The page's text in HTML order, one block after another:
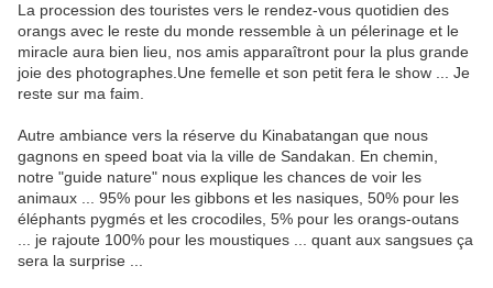
La procession des touristes vers le rendez-vous quotidien des
orangs avec le reste du monde ressemble à un pélerinage et le
miracle aura bien lieu, nos amis apparaîtront pour la plus grande
joie des photographes.Une femelle et son petit fera le show ... Je
reste sur ma faim.
Autre ambiance vers la réserve du Kinabatangan que nous
gagnons en speed boat via la ville de Sandakan. En chemin,
notre "guide nature" nous explique les chances de voir les
animaux ... 95% pour les gibbons et les nasiques, 50% pour les
éléphants pygmés et les crocodiles, 5% pour les orangs-outans
... je rajoute 100% pour les moustiques ... quant aux sangsues ça
sera la surprise ...